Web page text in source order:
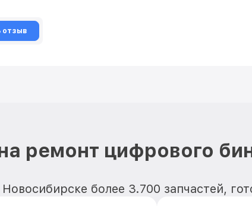
отзыв
ремонт цифрового
более 3.700 запчастей,